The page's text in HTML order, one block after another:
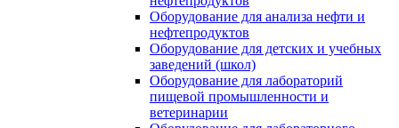
Оборудование для анализа нефти и
нефтепродуктов
Оборудование для детских и учебных
заведений (школ)
Оборудование для лабораторий
пищевой промышленности и
ветеринарии